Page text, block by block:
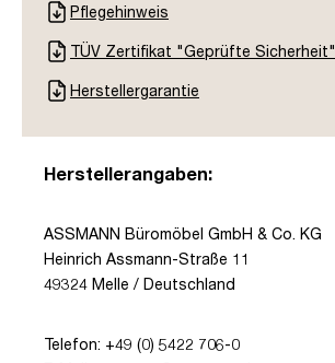
Pflegehinweis
TÜV Zertifikat "Geprüfte Sicherheit"
Herstellergarantie
Herstellerangaben:
ASSMANN Büromöbel GmbH & Co. KG
Heinrich Assmann-Straße 11
49324 Melle / Deutschland
Telefon: +49 (0) 5422 706-0